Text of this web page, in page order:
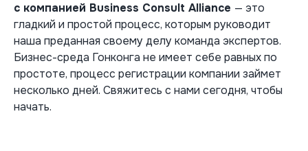
c компанией Business Consult Alliance — это
гладкий и простой процесс, которым руководит
наша преданная своему делу команда экспертов.
Бизнес-среда Гонконга не имеет себе равных по
простоте, процесс регистрации компании займет
несколько дней. Свяжитесь с нами сегодня, чтобы
начать.